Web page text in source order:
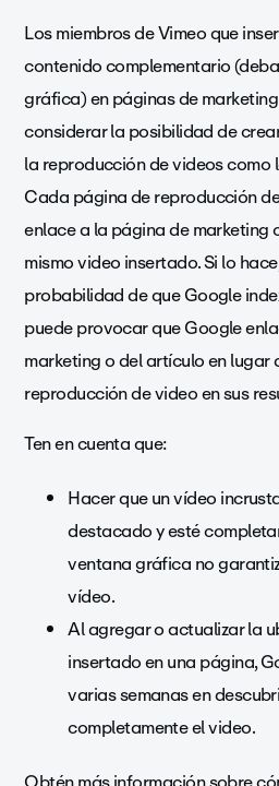
Los miembros de Vimeo que
contenido complementario
gráfica) en páginas de
considerar la posibilidad de
la reproducción de videos como
Cada página de reproducción
enlace a la página de marketing
mismo video insertado. Si lo
probabilidad de que Google
puede provocar que Google
marketing o del artículo en lugar
reproducción de video en sus
Ten en cuenta que:
Hacer que un vídeo
destacado y esté
ventana gráfica no
vídeo.
Al agregar o actualizar la
insertado en una página,
varias semanas en
completamente el video.